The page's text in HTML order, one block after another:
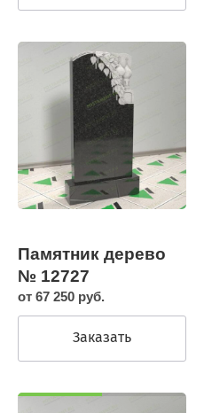
Памятник дерево
№ 12727
от 67 250 руб.
Заказать